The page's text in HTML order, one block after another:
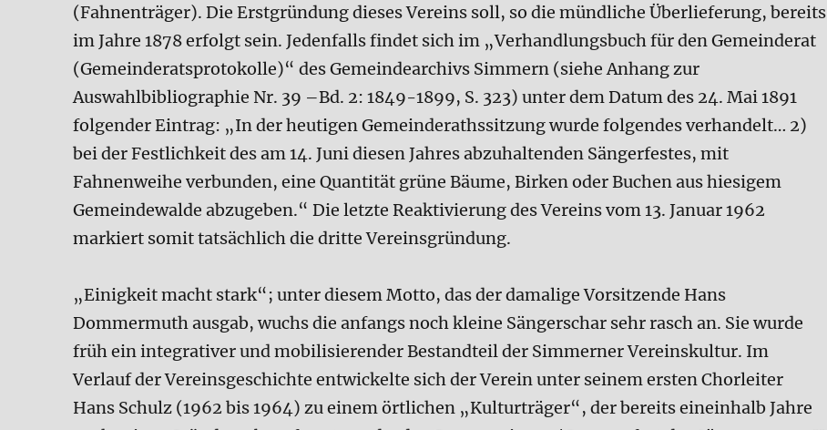
(Fahnenträger). Die Erstgründung dieses Vereins soll, so die mündliche Überlieferung, bereits
im Jahre 1878 erfolgt sein. Jedenfalls findet sich im „Verhandlungsbuch für den Gemeinderat
(Gemeinderatsprotokolle)“ des Gemeindearchivs Simmern (siehe Anhang zur
Auswahlbibliographie Nr. 39 –Bd. 2: 1849-1899, S. 323) unter dem Datum des 24. Mai 1891
folgender Eintrag: „In der heutigen Gemeinderathssitzung wurde folgendes verhandelt… 2)
bei der Festlichkeit des am 14. Juni diesen Jahres abzuhaltenden Sängerfestes, mit
Fahnenweihe verbunden, eine Quantität grüne Bäume, Birken oder Buchen aus hiesigem
Gemeindewalde abzugeben.“ Die letzte Reaktivierung des Vereins vom 13. Januar 1962
markiert somit tatsächlich die dritte Vereinsgründung.
„Einigkeit macht stark“; unter diesem Motto, das der damalige Vorsitzende Hans
Dommermuth ausgab, wuchs die anfangs noch kleine Sängerschar sehr rasch an. Sie wurde
früh ein integrativer und mobilisierender Bestandteil der Simmerner Vereinskultur. Im
Verlauf der Vereinsgeschichte entwickelte sich der Verein unter seinem ersten Chorleiter
Hans Schulz (1962 bis 1964) zu einem örtlichen „Kulturträger“, der bereits eineinhalb Jahre